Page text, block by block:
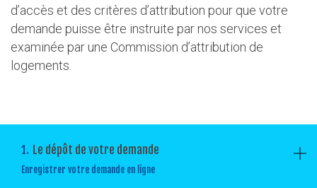
d’accès et des critères d’attribution pour que votre
demande puisse être instruite par nos services et
examinée par une Commission d’attribution de
logements.
1. Le dépôt de votre demande
Enregistrer votre demande en ligne